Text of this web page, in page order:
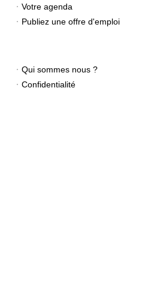
Votre agenda
Publiez une offre d'emploi
Qui sommes nous ?
Confidentialité